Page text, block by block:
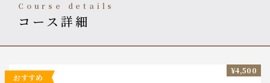
course details
コース詳細
おすすめ
¥4,500